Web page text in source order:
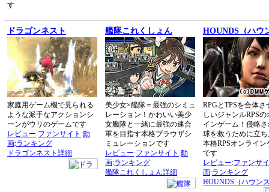
す
ドラゴンネスト
家庭用ゲーム機で見られる
ような派手なアクションシ
ーンがウリのゲームです
レビュー:ファンサイト :動
画:ランキング
ドラゴンネスト詳細
艦隊これくしょん
美少女×艦隊＝最強のシミュ
レーション！かわいい美少
女艦隊と一緒に最強の連合
軍を目指す本格ブラウザシ
ミュレーションです
レビュー:ファンサイト :動
画:ランキング
艦隊これくしょん詳細
HOUNDS（ハウ
RPGとTPSを合体さ
しいジャンルRPSの
インゲーム！侵略
球を救うために立
本格RPSオンライン
です
レビュー:ファンサ
画:ランキング
HOUNDS（ハウン